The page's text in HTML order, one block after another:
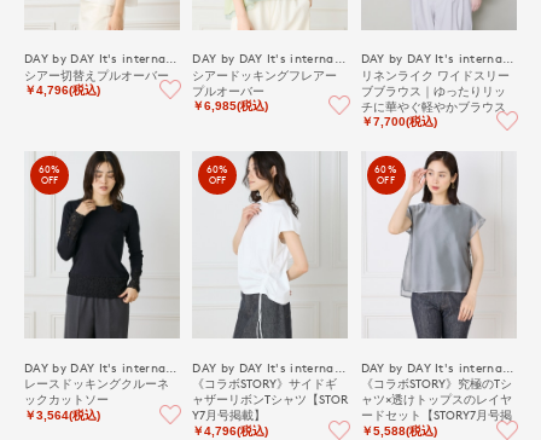
シアー切替えプルオーバー
￥4,796(税込)
シアードッキングフレアー
プルオーバー
￥6,985(税込)
リネンライク ワイドスリー
ブブラウス｜ゆったりリッ
チに華やぐ軽やかブラウス
￥7,700(税込)
60%
OFF
レースドッキングクルーネ
ックカットソー
￥3,564(税込)
60%
OFF
《コラボSTORY》サイドギ
ャザーリボンTシャツ【STOR
Y7月号掲載】
￥4,796(税込)
60%
OFF
《コラボSTORY》究極のTシ
ャツ×透けトップスのレイヤ
ードセット【STORY7月号掲
載】
￥5,588(税込)